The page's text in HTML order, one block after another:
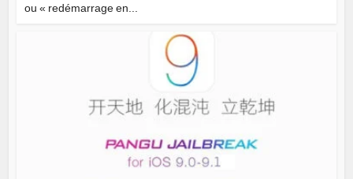
ou « redémarrage en...